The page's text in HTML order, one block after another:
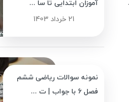
آموزان ابتدایی تا سا ...
21 خرداد 1403
نمونه سوالات ریاضی ششم
فصل 6 با جواب | ت ...